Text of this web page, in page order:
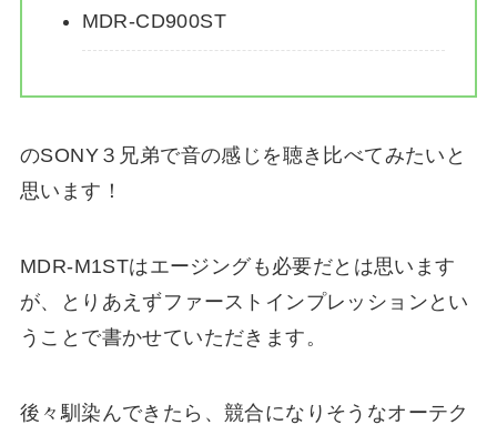
MDR-CD900ST
のSONY３兄弟で音の感じを聴き比べてみたいと
思います！
MDR-M1STはエージングも必要だとは思います
が、とりあえずファーストインプレッションとい
うことで書かせていただきます。
後々馴染んできたら、競合になりそうなオーテク